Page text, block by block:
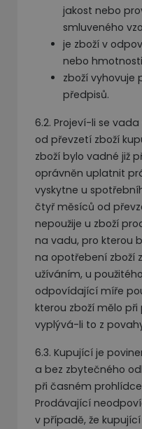
jakost nebo
smluveného
je zboží v
nebo
zboží vyhovuje
předpisů.
6.2. Projeví-li se
od převzetí zboží
zboží bylo vadné již
oprávněn uplatnit
vyskytne u
čtyř měsíců od
nepoužije u zboží
na vadu, pro kterou
na opotřebení zboží
užíváním, u
odpovídající míře
kterou zboží mělo
vyplývá-li to z
6.3. Kupující je
a bez zbytečného
při časném
Prodávající
v případě, že